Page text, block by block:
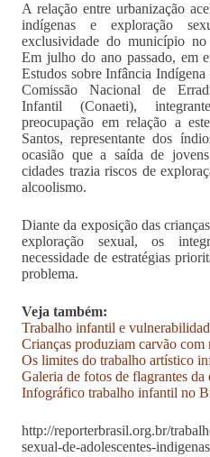
A relação entre urbanização
indígenas e exploração
exclusividade do município
Em julho do ano passado, em
Estudos sobre Infância
Comissão Nacional de
Infantil (Conaeti),
preocupação em relação a
Santos, representante dos
ocasião que a saída de
cidades trazia riscos de
alcoolismo.
Diante da exposição das
exploração sexual, os
necessidade de estratégias
problema.
Veja também:
Trabalho infantil e
Crianças produziam carvão com
Os limites do trabalho artístico
Galeria de fotos de flagrantes da
Infográfico trabalho infantil no
http://reporterbrasil.org.br/
sexual-de-adolescentes-